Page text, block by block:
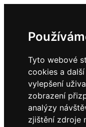
Tyto webové
cookies a
vylepšení
zobrazení
analýzy
zjištění zdroje